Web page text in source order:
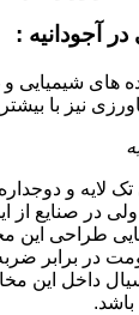
آجودانیه :
شیمیایی و
نیز با
لایه و
در صنایع از
در برابر
داخل این